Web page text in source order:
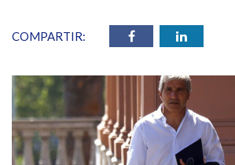
COMPARTIR: